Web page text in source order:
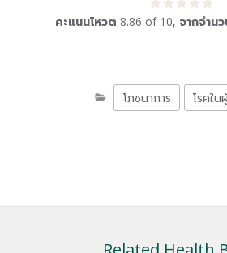
คะแนนโหวต 8.86 of 10, จากจำน
โภชนาการ โรคใ